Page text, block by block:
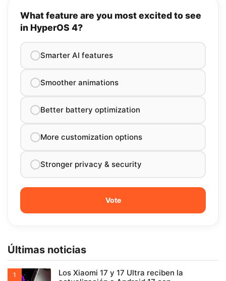
What feature are you most excited to see
in HyperOS 4?
Smarter AI features
Smoother animations
Better battery optimization
More customization options
Stronger privacy & security
Últimas noticias
Los Xiaomi 17 y 17 Ultra reciben la